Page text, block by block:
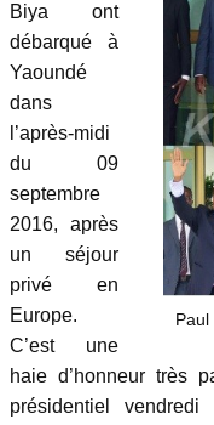
Biya ont
débarqué à
Yaoundé
dans
l’après-midi
du 09
septembre
2016, après
un séjour
privé en
Europe.
C’est une
haie d’honneur très
présidentiel